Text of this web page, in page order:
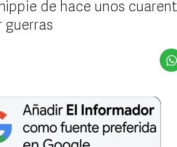
de hace unos
guerras